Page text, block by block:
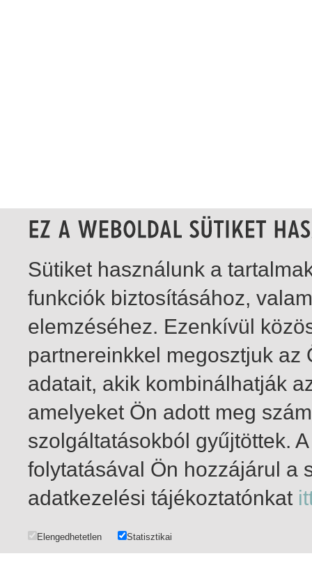
1-18 / total 18 hit
Sütiket használunk a
funkciók biztosításához,
elemzéséhez. Ezenkívül
partnereinkkel megosztjuk
adatait, akik kombinálhatják
amelyeket Ön adott meg
szolgáltatásokból gyűjtöttek.
folytatásával Ön hozzájárul a
adatkezelési tájékoztatónkat
Elengedhetetlen Statisztikai